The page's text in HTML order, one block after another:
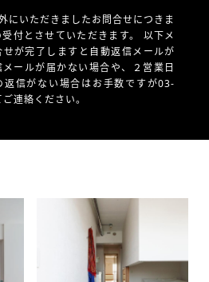
にいただきましたお問合せにつきま
付とさせていただきます。 以下メ
が完了しますと自動返信メールが
ールが届かない場合や、
２営業日
返信がない場合はお手数ですが03-
連絡ください。